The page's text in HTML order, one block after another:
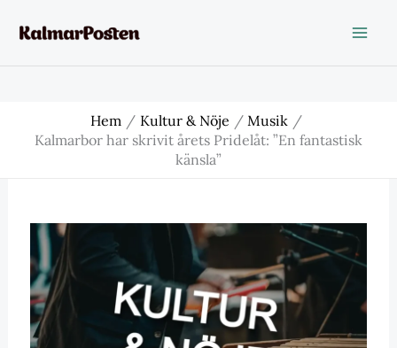
Hem Kultur & Nöje
Musik
Kalmarbor har skrivit årets Pridelåt: ”En fantastisk
känsla”